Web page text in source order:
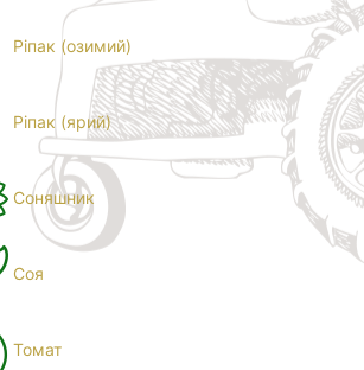
Ріпак (озимий)
Ріпак (ярий)
Соняшник
Соя
Томат